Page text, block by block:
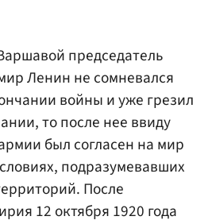
председатель
Ленин не сомневался
войны и уже грезил
то после нее ввиду
был согласен на мир
подразумевавших
После
12 октября 1920 года